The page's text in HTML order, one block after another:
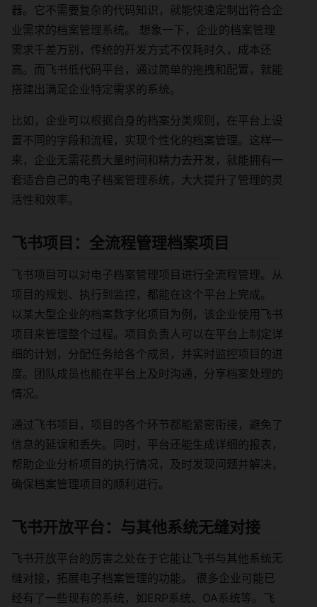
器。它不需要复杂的代码知识，就能快速定制出符合企
业需求的档案管理系统。 想象一下，企业的档案管理
需求千差万别，传统的开发方式不仅耗时久，成本还
高。而飞书低代码平台，通过简单的拖拽和配置，就能
搭建出满足企业特定需求的系统。
比如，企业可以根据自身的档案分类规则，在平台上设
置不同的字段和流程，实现个性化的档案管理。这样一
来，企业无需花费大量时间和精力去开发，就能拥有一
套适合自己的电子档案管理系统，大大提升了管理的灵
活性和效率。
飞书项目：全流程管理档案项目
飞书项目可以对电子档案管理项目进行全流程管理。从
项目的规划、执行到监控，都能在这个平台上完成。
以某大型企业的档案数字化项目为例，该企业使用飞书
项目来管理整个过程。项目负责人可以在平台上制定详
细的计划，分配任务给各个成员，并实时监控项目的进
度。团队成员也能在平台上及时沟通，分享档案处理的
情况。
通过飞书项目，项目的各个环节都能紧密衔接，避免了
信息的延误和丢失。同时，平台还能生成详细的报表，
帮助企业分析项目的执行情况，及时发现问题并解决，
确保档案管理项目的顺利进行。
飞书开放平台：与其他系统无缝对接
飞书开放平台的厉害之处在于它能让飞书与其他系统无
缝对接，拓展电子档案管理的功能。 很多企业可能已
经有了一些现有的系统，如ERP系统、OA系统等。飞